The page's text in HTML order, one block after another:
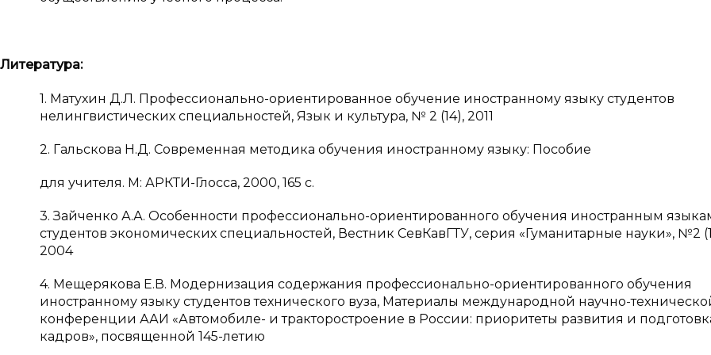
Литература:
1. Матухин Д.Л. Профессионально-ориентированное обучение иностранному языку студентов
нелингвистических специальностей, Язык и культура, № 2 (14), 2011
2. Гальскова Н.Д. Современная методика обучения иностранному языку: Пособие
для учителя. М: АРКТИ-Глосса, 2000, 165 с.
3. Зайченко А.А. Особенности профессионально-ориентированного обучения иностранным
студентов экономических специальностей, Вестник СевКавГТУ, серия «Гуманитарные науки», №2
2004
4. Мещерякова Е.В. Модернизация содержания профессионально-ориентированного обучения
иностранному языку студентов технического вуза, Материалы международной научно-
конференции ААИ «Автомобиле- и тракторостроение в России: приоритеты развития и
кадров», посвященной 145-летию